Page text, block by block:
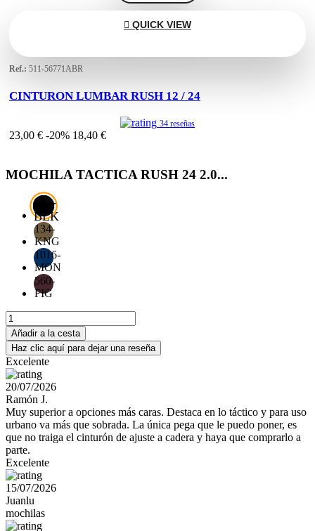
 QUICK VIEW
Ref.: 511-56771ABR
CINTURON LUMBAR RUSH 12 / 24
34 reseñas
23,00 € -20% 18,40 €
MOCHILA TACTICA RUSH 24 2.0...
019-
BLK
134-
KNG
1016-
MON
560-
FIG
Añadir a la cesta
Haz clic aquí para dejar una reseña
Excelente
20/07/2026
Ramón J.
Muy superior a opciones más caras. Destaca en lo táctico y para uso
urbano va más que sobrada. La única pega que le puedo poner, es
que no traiga el cinturón de ajuste a cadera y haya que comprarlo a
parte.
Excelente
15/07/2026
Juanlu
mochilas